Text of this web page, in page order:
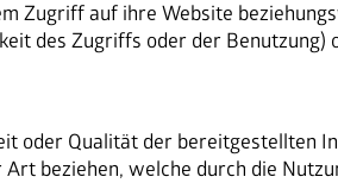
Zugriff auf ihre Website
des Zugriffs oder der Benutzung)
oder Qualität der bereitgestellten
beziehen, welche durch die